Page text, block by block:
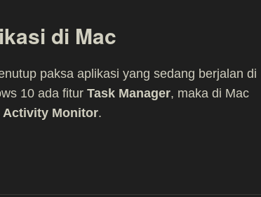
di Mac
paksa aplikasi yang sedang berjalan di
10 ada fitur Task Manager, maka di Mac
Activity Monitor.